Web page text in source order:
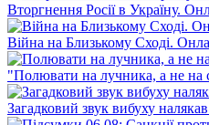
Вторгнення Росії в Україну.
Війна на Близькому Сході.
"Полювати на лучника, а не на
Загадковий звук вибуху